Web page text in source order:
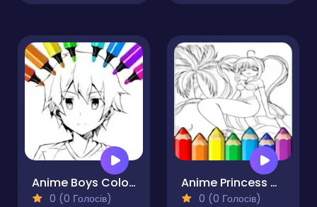
Anime Boys Coloring Pages
0 (0 Голосів)
Anime Princess Coloring Pages
0 (0 Голосів)